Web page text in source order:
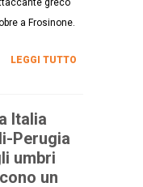
a Frosinone.
LEGGI TUTTO
Italia
Perugia
umbri
un